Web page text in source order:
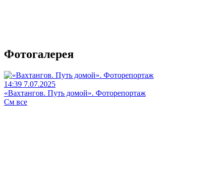
Фотогалерея
14:39 7.07.2025
«Вахтангов. Путь домой». Фоторепортаж
См все